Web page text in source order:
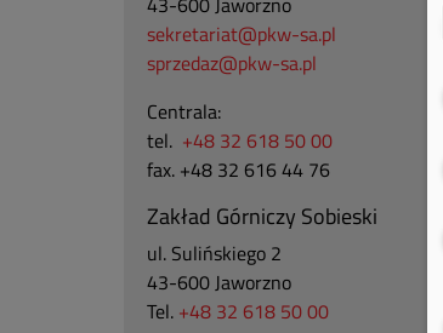
sekretariat@pkw-sa.pl
sprzedaz@pkw-sa.pl
Centrala:
tel. +48 32 618 50 00
fax. +48 32 616 44 76
Zakład Górniczy Sobieski
ul. Sulińskiego 2
43-600 Jaworzno
Tel. +48 32 618 50 00